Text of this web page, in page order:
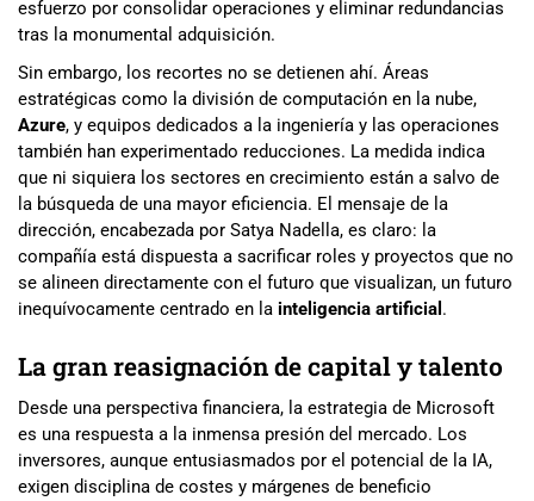
esfuerzo por consolidar operaciones y eliminar redundancias
tras la monumental adquisición.
Sin embargo, los recortes no se detienen ahí. Áreas
estratégicas como la división de computación en la nube,
Azure, y equipos dedicados a la ingeniería y las operaciones
también han experimentado reducciones. La medida indica
que ni siquiera los sectores en crecimiento están a salvo de
la búsqueda de una mayor eficiencia. El mensaje de la
dirección, encabezada por Satya Nadella, es claro: la
compañía está dispuesta a sacrificar roles y proyectos que no
se alineen directamente con el futuro que visualizan, un futuro
inequívocamente centrado en la inteligencia artificial .
La gran reasignación de capital y talento
Desde una perspectiva financiera, la estrategia de Microsoft
es una respuesta a la inmensa presión del mercado. Los
inversores, aunque entusiasmados por el potencial de la IA,
exigen disciplina de costes y márgenes de beneficio